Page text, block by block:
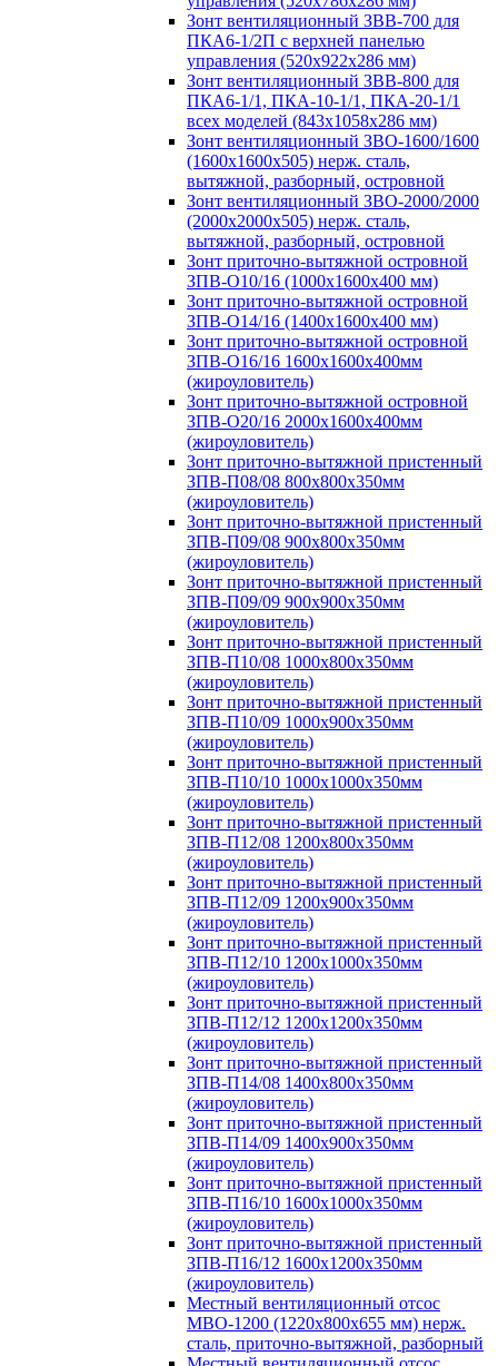
Зонт вентиляционный ЗВВ-700 для
ПКА6-1/2П с верхней панелью
управления (520х922х286 мм)
Зонт вентиляционный ЗВВ-800 для
ПКА6-1/1, ПКА-10-1/1, ПКА-20-1/1
всех моделей (843х1058х286 мм)
Зонт вентиляционный ЗВО-1600/1600
(1600х1600х505) нерж. сталь,
вытяжной, разборный, островной
Зонт вентиляционный ЗВО-2000/2000
(2000х2000х505) нерж. сталь,
вытяжной, разборный, островной
Зонт приточно-вытяжной островной
ЗПВ-О10/16 (1000х1600х400 мм)
Зонт приточно-вытяжной островной
ЗПВ-О14/16 (1400х1600х400 мм)
Зонт приточно-вытяжной островной
ЗПВ-О16/16 1600х1600х400мм
(жироуловитель)
Зонт приточно-вытяжной островной
ЗПВ-О20/16 2000х1600х400мм
(жироуловитель)
Зонт приточно-вытяжной пристенный
ЗПВ-П08/08 800х800х350мм
(жироуловитель)
Зонт приточно-вытяжной пристенный
ЗПВ-П09/08 900х800х350мм
(жироуловитель)
Зонт приточно-вытяжной пристенный
ЗПВ-П09/09 900х900х350мм
(жироуловитель)
Зонт приточно-вытяжной пристенный
ЗПВ-П10/08 1000х800х350мм
(жироуловитель)
Зонт приточно-вытяжной пристенный
ЗПВ-П10/09 1000х900х350мм
(жироуловитель)
Зонт приточно-вытяжной пристенный
ЗПВ-П10/10 1000х1000х350мм
(жироуловитель)
Зонт приточно-вытяжной пристенный
ЗПВ-П12/08 1200х800х350мм
(жироуловитель)
Зонт приточно-вытяжной пристенный
ЗПВ-П12/09 1200х900х350мм
(жироуловитель)
Зонт приточно-вытяжной пристенный
ЗПВ-П12/10 1200х1000х350мм
(жироуловитель)
Зонт приточно-вытяжной пристенный
ЗПВ-П12/12 1200х1200х350мм
(жироуловитель)
Зонт приточно-вытяжной пристенный
ЗПВ-П14/08 1400х800х350мм
(жироуловитель)
Зонт приточно-вытяжной пристенный
ЗПВ-П14/09 1400х900х350мм
(жироуловитель)
Зонт приточно-вытяжной пристенный
ЗПВ-П16/10 1600х1000х350мм
(жироуловитель)
Зонт приточно-вытяжной пристенный
ЗПВ-П16/12 1600х1200х350мм
(жироуловитель)
Местный вентиляционный отсос
МВО-1200 (1220х800х655 мм) нерж.
сталь, приточно-вытяжной, разборный